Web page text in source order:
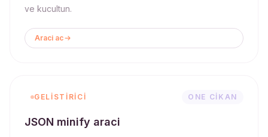
ve kucultun.
Araci ac
GELISTIRICI ONE CIKAN
JSON minify araci